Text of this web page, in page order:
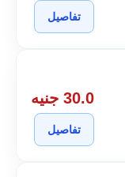
تفاصيل
30.0 جنيه
تفاصيل